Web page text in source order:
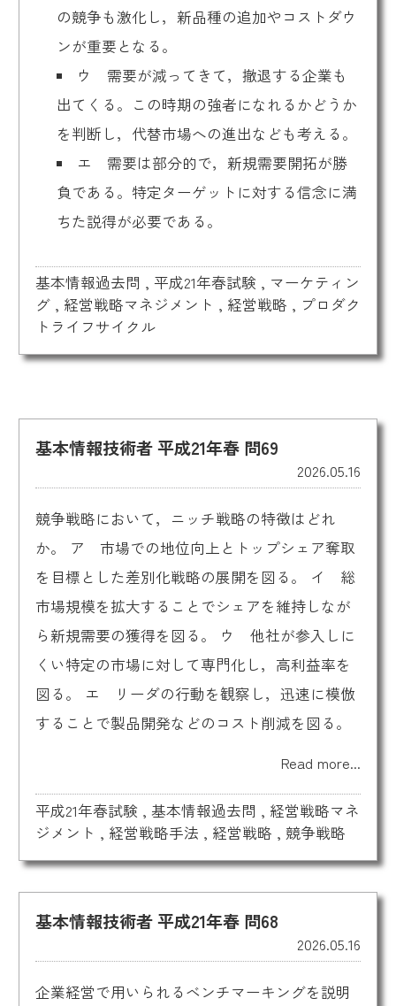
の競争も激化し，新品種の追加やコストダウ
ンが重要となる。
ウ 需要が減ってきて，撤退する企業も
出てくる。この時期の強者になれるかどうか
を判断し，代替市場への進出なども考える。
エ 需要は部分的で，新規需要開拓が勝
負である。特定ターゲットに対する信念に満
ちた説得が必要である。
基本情報過去問 , 平成21年春試験 , マーケティン
グ, 経営戦略マネジメント , 経営戦略 , プロダク
トライフサイクル
基本情報技術者 平成21年春 問69
2026.05.16
競争戦略において，ニッチ戦略の特徴はどれ
か。 ア 市場での地位向上とトップシェア奪取
を目標とした差別化戦略の展開を図る。 イ 総
市場規模を拡大することでシェアを維持しなが
ら新規需要の獲得を図る。 ウ 他社が参入しに
くい特定の市場に対して専門化し，高利益率を
図る。 エ リーダの行動を観察し，迅速に模倣
することで製品開発などのコスト削減を図る。
Read more...
平成21年春試験 , 基本情報過去問 , 経営戦略マネ
ジメント , 経営戦略手法 , 経営戦略 , 競争戦略
基本情報技術者 平成21年春 問68
2026.05.16
企業経営で用いられるベンチマーキングを説明